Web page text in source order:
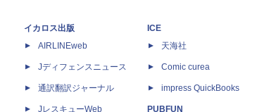
イカロス出版
AIRLINEweb
Jディフェンスニュース
通訳翻訳ジャーナル
JレスキューWeb
ICE
天海社
Comic curea
impress QuickBooks
PUBFUN